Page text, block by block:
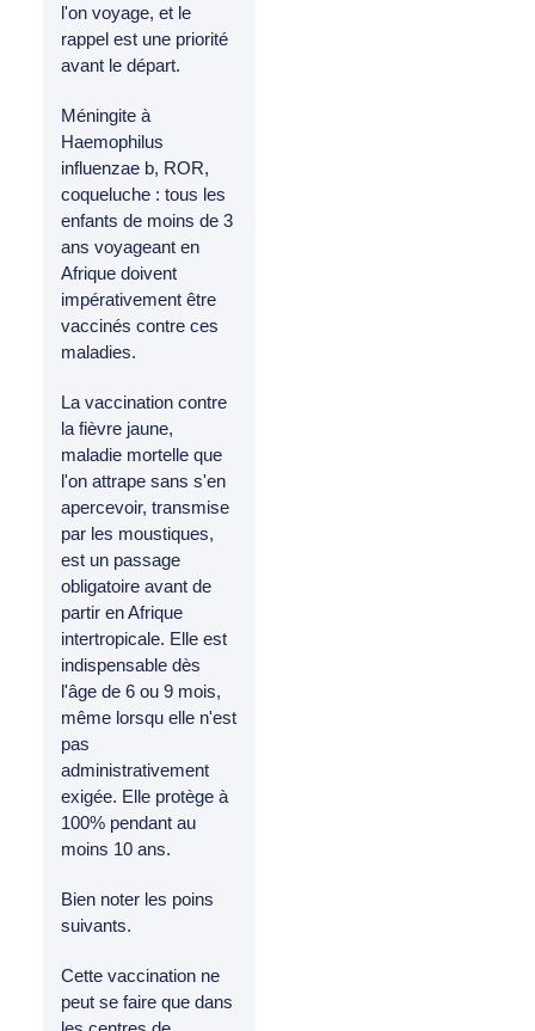
l'on voyage, et le
rappel est une priorité
avant le départ.
Méningite à
Haemophilus
influenzae b, ROR,
coqueluche : tous les
enfants de moins de 3
ans voyageant en
Afrique doivent
impérativement être
vaccinés contre ces
maladies.
La vaccination contre
la fièvre jaune,
maladie mortelle que
l'on attrape sans s'en
apercevoir, transmise
par les moustiques,
est un passage
obligatoire avant de
partir en Afrique
intertropicale. Elle est
indispensable dès
l'âge de 6 ou 9 mois,
même lorsqu elle n'est
pas
administrativement
exigée. Elle protège à
100% pendant au
moins 10 ans.
Bien noter les poins
suivants.
Cette vaccination ne
peut se faire que dans